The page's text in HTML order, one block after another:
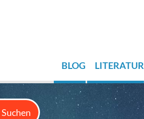
BLOG LITERATUR